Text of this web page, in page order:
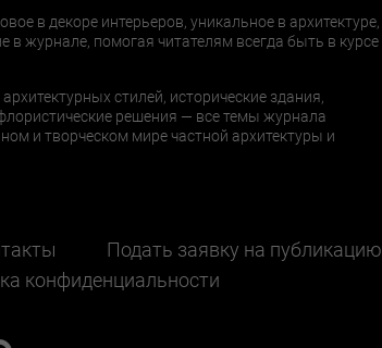
в декоре интерьеров, уникальное в архитектуре,
в журнале, помогая читателям всегда быть в курсе
стилей, исторические здания,
решения — все темы журнала
и творческом мире частной архитектуры и
Подать заявку на публикацию
конфиденциальности